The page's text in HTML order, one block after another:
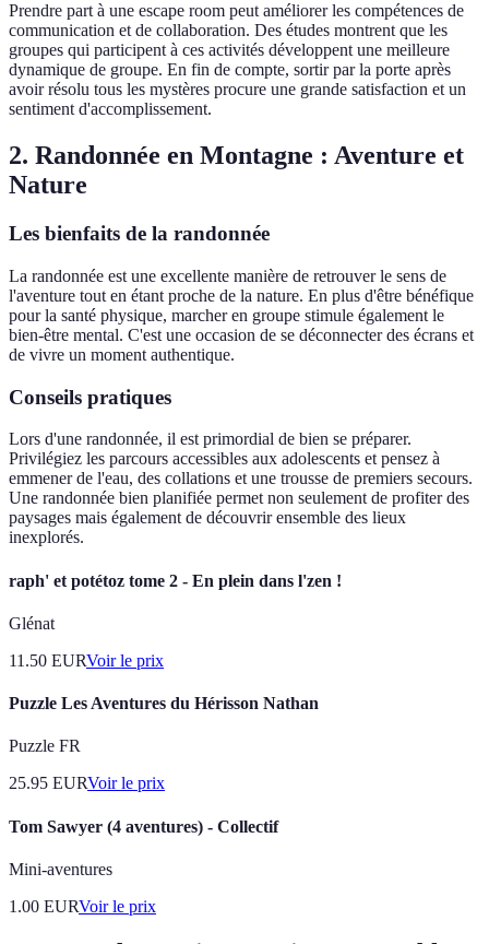
Prendre part à une escape room peut améliorer les compétences de
communication et de collaboration. Des études montrent que les
groupes qui participent à ces activités développent une meilleure
dynamique de groupe. En fin de compte, sortir par la porte après
avoir résolu tous les mystères procure une grande satisfaction et un
sentiment d'accomplissement.
2. Randonnée en Montagne : Aventure et
Nature
Les bienfaits de la randonnée
La randonnée est une excellente manière de retrouver le sens de
l'aventure tout en étant proche de la nature. En plus d'être bénéfique
pour la santé physique, marcher en groupe stimule également le
bien-être mental. C'est une occasion de se déconnecter des écrans et
de vivre un moment authentique.
Conseils pratiques
Lors d'une randonnée, il est primordial de bien se préparer.
Privilégiez les parcours accessibles aux adolescents et pensez à
emmener de l'eau, des collations et une trousse de premiers secours.
Une randonnée bien planifiée permet non seulement de profiter des
paysages mais également de découvrir ensemble des lieux
inexplorés.
raph' et potétoz tome 2 - En plein dans l'zen !
Glénat
11.50 EURVoir le prix
Puzzle Les Aventures du Hérisson Nathan
Puzzle FR
25.95 EURVoir le prix
Tom Sawyer (4 aventures) - Collectif
Mini-aventures
1.00 EURVoir le prix